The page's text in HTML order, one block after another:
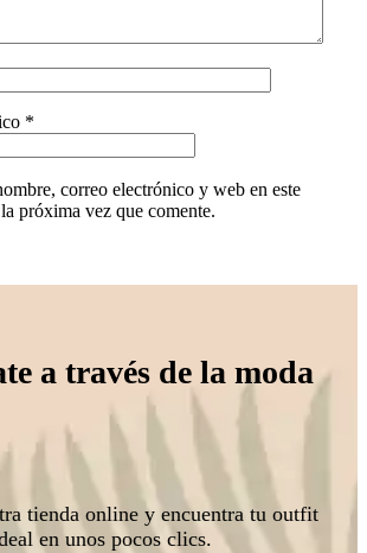
*
correo electrónico y web en este
próxima vez que comente.
a través de la moda
tienda online y encuentra tu outfit
en unos pocos clics.